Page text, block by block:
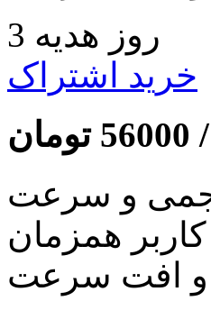
3 روز هدیه
خرید اشتراک
56000 تومان
و سرعت
همزمان
و افت سرعت